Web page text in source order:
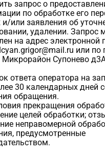
запрос о
по обработке его
или заявления об
удалении. Запрос
на адрес электронной
или по
Микрорайон Супонево
ответа оператора на
30 календарных дней
обращения.
прекращения
целей обработки;
неправомерной
предусмотренные